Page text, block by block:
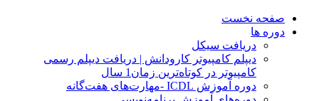
صفحه نخست
دوره ها
دریافت سیکل
دیپلم کامپیوتر کارودانش | دریافت دیپلم رسمی
کامپیوتر در کوتاه‌ترین زمان1 سال
دوره آموزش ICDL -مهارت‌های هفت‌گانه